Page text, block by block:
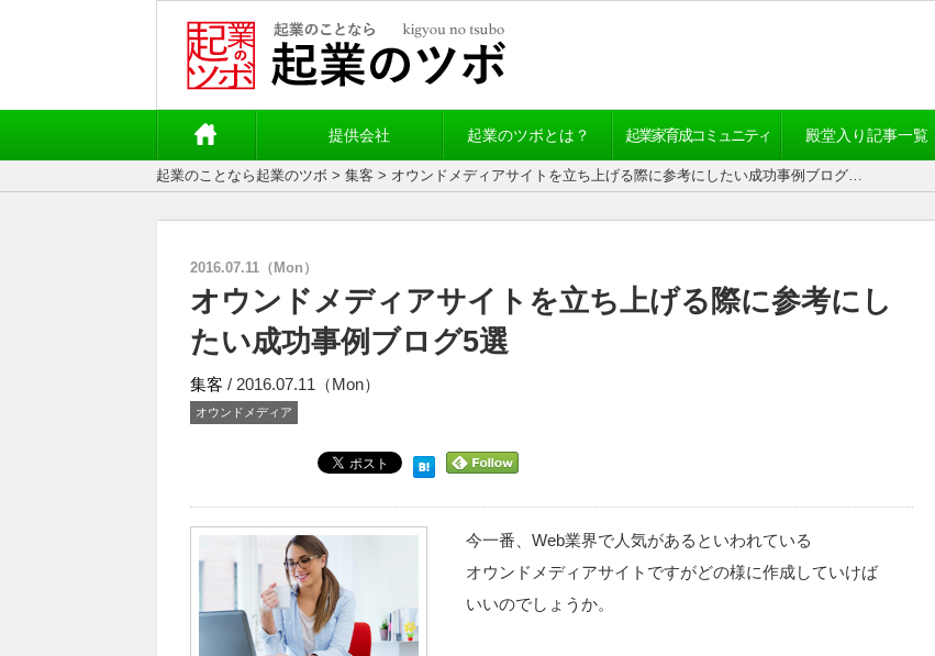
提供会社 起業のツボとは？ 起業家育成コミュニティ 殿堂入り記事一覧
起業のことなら起業のツボ > 集客 > オウンドメディアサイトを立ち上げる際に参考にしたい成功事例ブログ…
2016.07.11（Mon）
オウンドメディアサイトを立ち上げる際に参考にし
たい成功事例ブログ5選
集客 / 2016.07.11（Mon）
オウンドメディア
今一番、Web業界で人気があるといわれている
オウンドメディアサイトですがどの様に作成していけば
いいのでしょうか。